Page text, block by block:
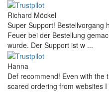
Richard Möckel
Super Support! Bestellvorgang
Feuer bei der Bestellung
wurde. Der Support ist w ...
Hanna
Def recommend! Even with the
scared ordering from websites